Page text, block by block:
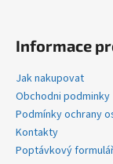
Informace
Jak nakupovat
Obchodni podminky
Podmínky ochrany
Kontakty
Poptávkový